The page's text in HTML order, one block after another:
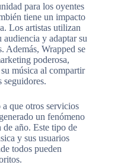
para los oyentes
tiene un impacto
Los artistas utilizan
audiencia y adaptar su
Además, Wrapped se
poderosa,
música al compartir
seguidores.
que otros servicios
un fenómeno
año. Este tipo de
y sus usuarios
todos pueden